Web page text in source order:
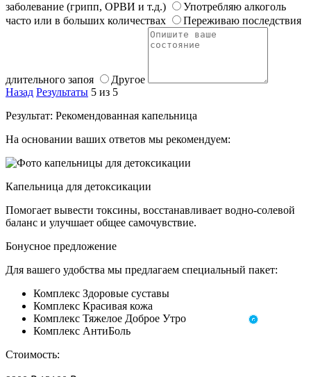
Ольга Кравченко
вас появятся вопросы.
заболевание (грипп, ОРВИ и т.д.)
Употребляю алкоголь
часто или в больших количествах
Переживаю последствия
длительного запоя
Другое
Назад Результаты 5 из 5
Результат: Рекомендованная капельница
На основании ваших ответов мы рекомендуем:
Капельница для детоксикации
Помогает вывести токсины, восстанавливает водно-солевой
баланс и улучшает общее самочувствие.
Бонусное предложение
Для вашего удобства мы предлагаем специальный пакет:
Комплекс Здоровые суставы
Комплекс Красивая кожа
Комплекс Тяжелое Доброе Утро
Комплекс АнтиБоль
Стоимость: